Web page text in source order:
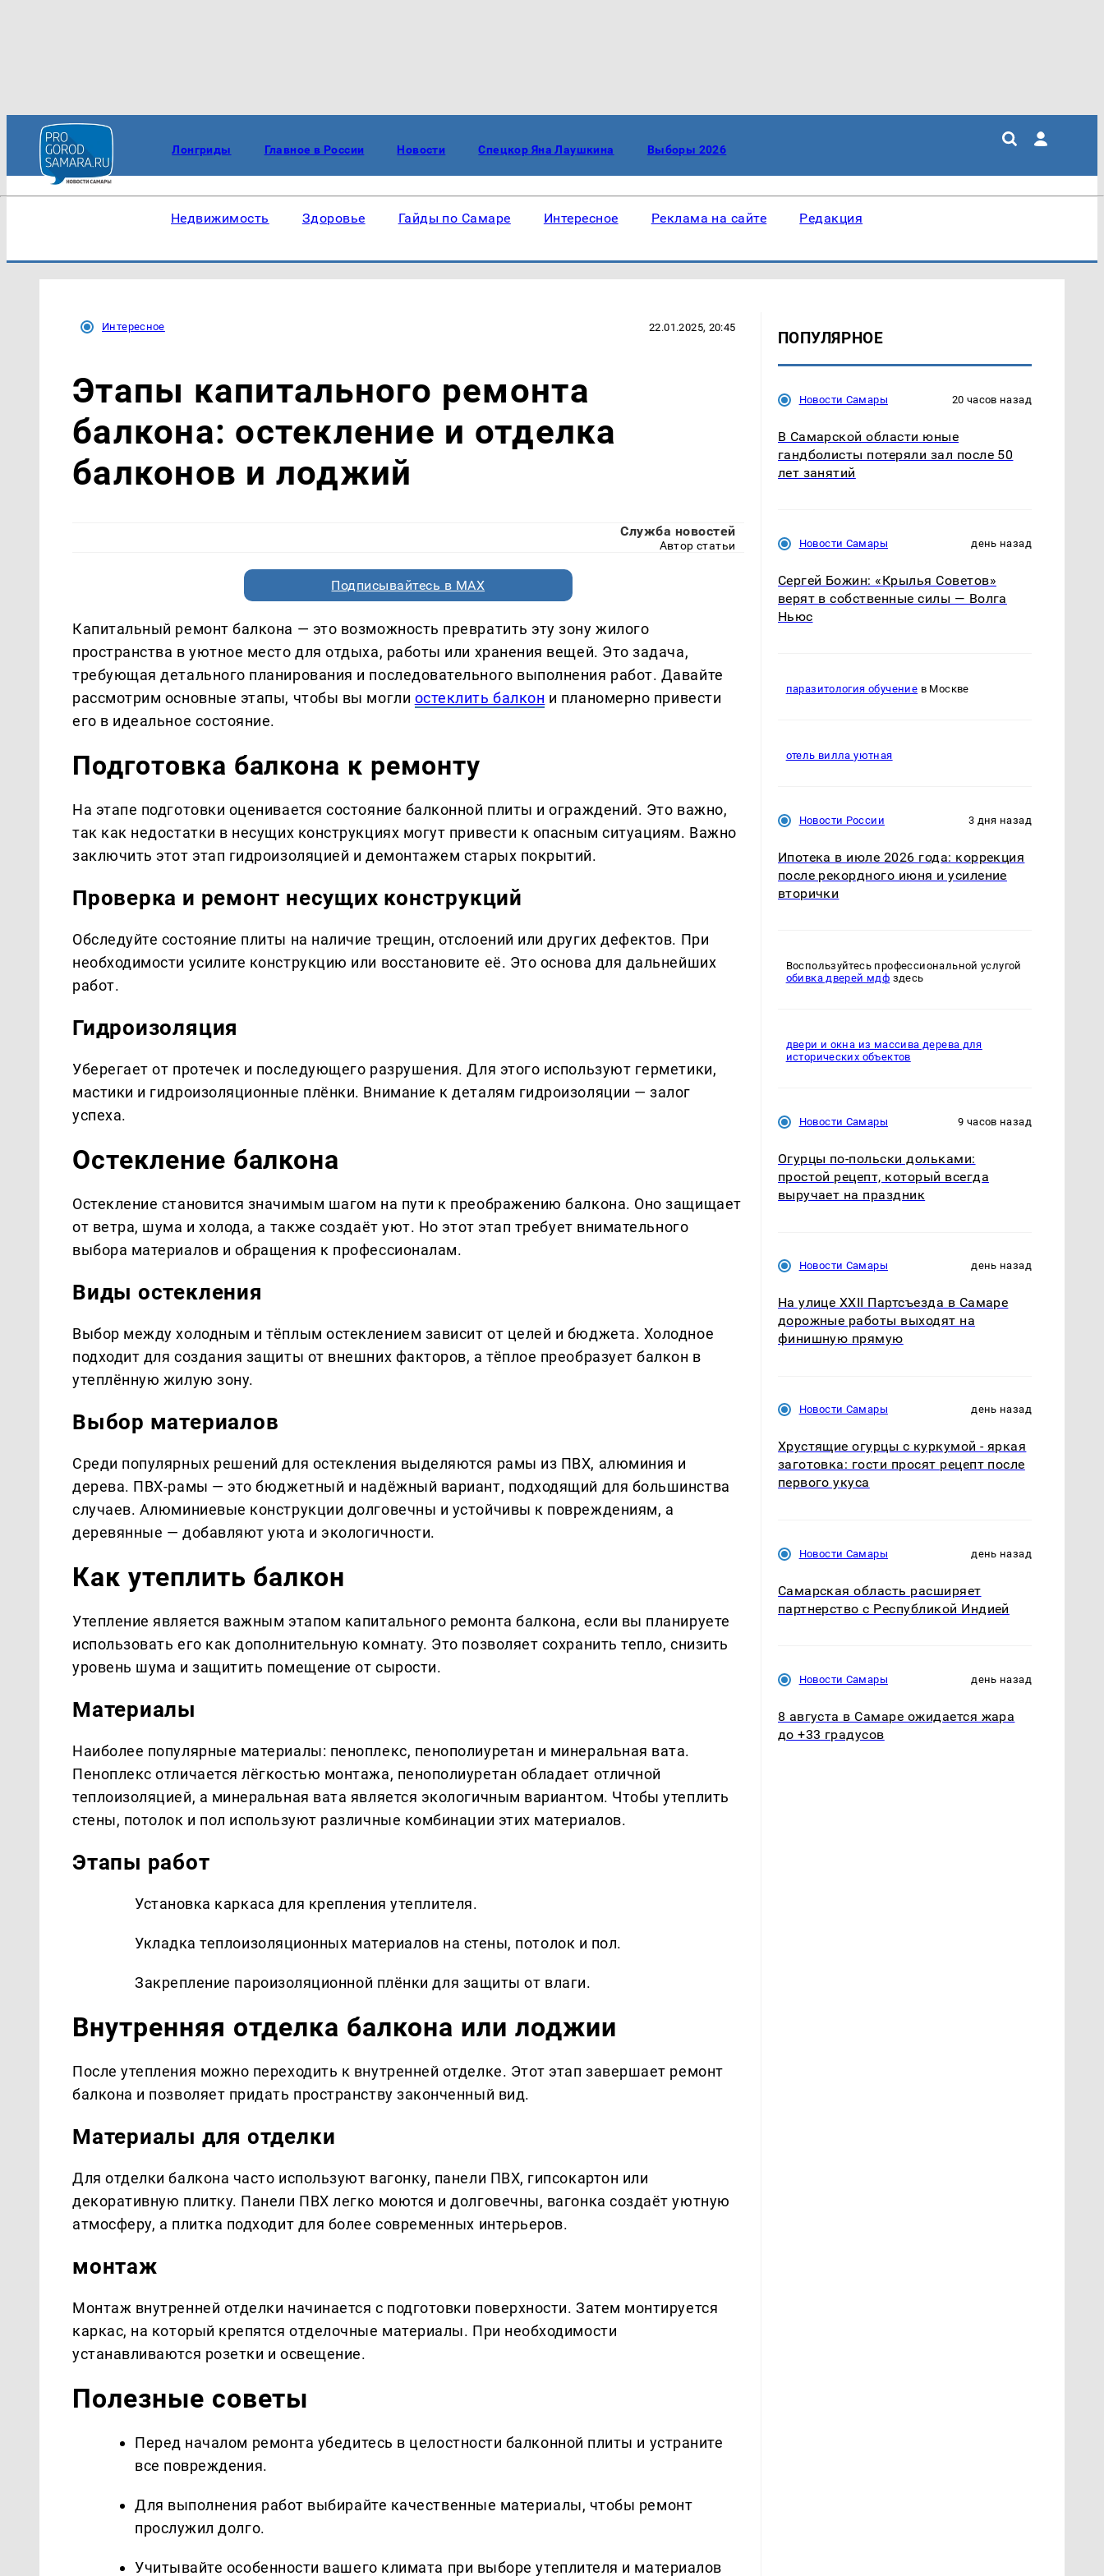
Лонгриды Главное в России Новости Спецкор Яна Лаушкина Выборы 2026
Недвижимость Здоровье Гайды по Самаре Интересное Реклама на сайте Редакция
Интересное 22.01.2025, 20:45
Этапы капитального ремонта
балкона: остекление и отделка
балконов и лоджий
Служба новостей
Автор статьи
Подписывайтесь в MAX
Капитальный ремонт балкона — это возможность превратить эту зону жилого
пространства в уютное место для отдыха, работы или хранения вещей. Это задача,
требующая детального планирования и последовательного выполнения работ. Давайте
рассмотрим основные этапы, чтобы вы могли остеклить балкон и планомерно привести
его в идеальное состояние.
Подготовка балкона к ремонту
На этапе подготовки оценивается состояние балконной плиты и ограждений. Это важно,
так как недостатки в несущих конструкциях могут привести к опасным ситуациям. Важно
заключить этот этап гидроизоляцией и демонтажем старых покрытий.
Проверка и ремонт несущих конструкций
Обследуйте состояние плиты на наличие трещин, отслоений или других дефектов. При
необходимости усилите конструкцию или восстановите её. Это основа для дальнейших
работ.
Гидроизоляция
Уберегает от протечек и последующего разрушения. Для этого используют герметики,
мастики и гидроизоляционные плёнки. Внимание к деталям гидроизоляции — залог
успеха.
Остекление балкона
Остекление становится значимым шагом на пути к преображению балкона. Оно защищает
от ветра, шума и холода, а также создаёт уют. Но этот этап требует внимательного
выбора материалов и обращения к профессионалам.
Виды остекления
Выбор между холодным и тёплым остеклением зависит от целей и бюджета. Холодное
подходит для создания защиты от внешних факторов, а тёплое преобразует балкон в
утеплённую жилую зону.
Выбор материалов
Среди популярных решений для остекления выделяются рамы из ПВХ, алюминия и
дерева. ПВХ-рамы — это бюджетный и надёжный вариант, подходящий для большинства
случаев. Алюминиевые конструкции долговечны и устойчивы к повреждениям, а
деревянные — добавляют уюта и экологичности.
Как утеплить балкон
Утепление является важным этапом капитального ремонта балкона, если вы планируете
использовать его как дополнительную комнату. Это позволяет сохранить тепло, снизить
уровень шума и защитить помещение от сырости.
Материалы
Наиболее популярные материалы: пеноплекс, пенополиуретан и минеральная вата.
Пеноплекс отличается лёгкостью монтажа, пенополиуретан обладает отличной
теплоизоляцией, а минеральная вата является экологичным вариантом. Чтобы утеплить
стены, потолок и пол используют различные комбинации этих материалов.
Этапы работ
Установка каркаса для крепления утеплителя.
Укладка теплоизоляционных материалов на стены, потолок и пол.
Закрепление пароизоляционной плёнки для защиты от влаги.
Внутренняя отделка балкона или лоджии
После утепления можно переходить к внутренней отделке. Этот этап завершает ремонт
балкона и позволяет придать пространству законченный вид.
Материалы для отделки
Для отделки балкона часто используют вагонку, панели ПВХ, гипсокартон или
декоративную плитку. Панели ПВХ легко моются и долговечны, вагонка создаёт уютную
атмосферу, а плитка подходит для более современных интерьеров.
монтаж
Монтаж внутренней отделки начинается с подготовки поверхности. Затем монтируется
каркас, на который крепятся отделочные материалы. При необходимости
устанавливаются розетки и освещение.
Полезные советы
Перед началом ремонта убедитесь в целостности балконной плиты и устраните
все повреждения.
Для выполнения работ выбирайте качественные материалы, чтобы ремонт
прослужил долго.
Учитывайте особенности вашего климата при выборе утеплителя и материалов
ПОПУЛЯРНОЕ
Новости Самары 20 часов назад
В Самарской области юные
гандболисты потеряли зал после 50
лет занятий
Новости Самары день назад
Сергей Божин: «Крылья Советов»
верят в собственные силы — Волга
Ньюс
паразитология обучение в Москве
отель вилла уютная
Новости России 3 дня назад
Ипотека в июле 2026 года: коррекция
после рекордного июня и усиление
вторички
Воспользуйтесь профессиональной услугой
обивка дверей мдф здесь
двери и окна из массива дерева для
исторических объектов
Новости Самары 9 часов назад
Огурцы по‑польски дольками:
простой рецепт, который всегда
выручает на праздник
Новости Самары день назад
На улице XXII Партсъезда в Самаре
дорожные работы выходят на
финишную прямую
Новости Самары день назад
Хрустящие огурцы с куркумой - яркая
заготовка: гости просят рецепт после
первого укуса
Новости Самары день назад
Самарская область расширяет
партнерство с Республикой Индией
Новости Самары день назад
8 августа в Самаре ожидается жара
до +33 градусов